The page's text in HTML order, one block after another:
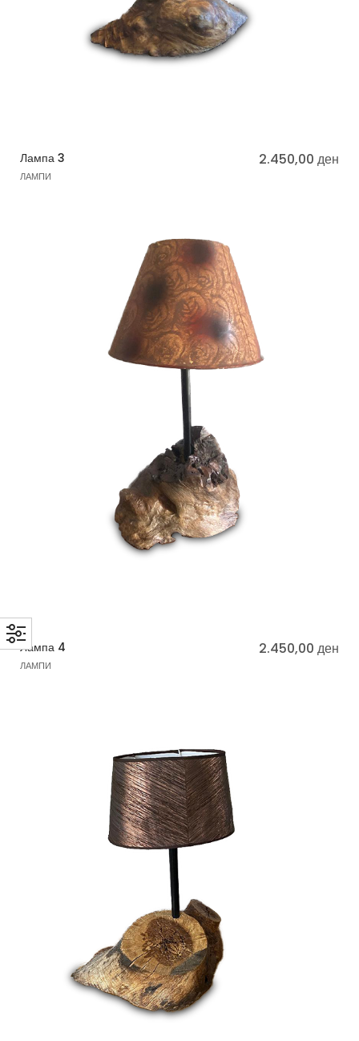
Лампа 3
ЛАМПИ
2.450,00 ден
Лампа 4
ЛАМПИ
2.450,00 ден